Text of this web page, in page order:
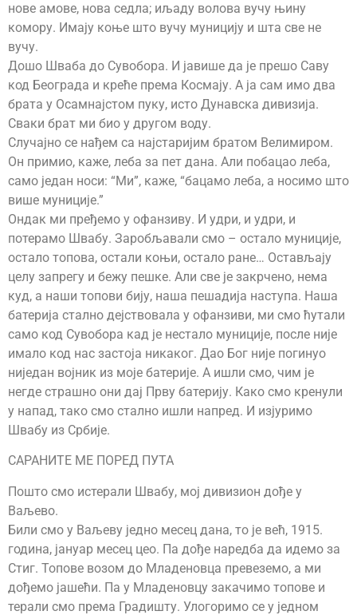
нове амове, нова седла; иљаду волова вучу њину
комору. Имају коње што вучу муницију и шта све не
вучу.
Дошо Шваба до Сувобора. И јавише да је прешо Саву
код Београда и креће према Космају. А ја сам имо два
брата у Осамнајстом пуку, исто Дунавска дивизија.
Сваки брат ми био у другом воду.
Случајно се нађем са најстаријим братом Велимиром.
Он примио, каже, леба за пет дана. Али побацао леба,
само један носи: “Ми”, каже, “бацамо леба, а носимо што
више муниције.”
Ондак ми пређемо у офанзиву. И удри, и удри, и
потерамо Швабу. Заробљавали смо – остало муниције,
остало топова, остали коњи, остало ране… Остављају
целу запрегу и бежу пешке. Али све је закрчено, нема
куд, а наши топови бију, наша пешадија наступа. Наша
батерија стално дејствовала у офанзиви, ми смо ћутали
само код Сувобора кад је нестало муниције, после није
имало код нас застоја никаког. Дао Бог није погинуо
ниједан војник из моје батерије. А ишли смо, чим је
негде страшно они дај Прву батерију. Како смо кренули
у напад, тако смо стално ишли напред. И изјуримо
Швабу из Србије.
САРАНИТЕ МЕ ПОРЕД ПУТА
Пошто смо истерали Швабу, мој дивизион дође у
Ваљево.
Били смо у Ваљеву једно месец дана, то је већ, 1915.
година, јануар месец цео. Па дође наредба да идемо за
Стиг. Топове возом до Младеновца превеземо, а ми
дођемо јашећи. Па у Младеновцу закачимо топове и
терали смо према Градишту. Улогоримо се у једном